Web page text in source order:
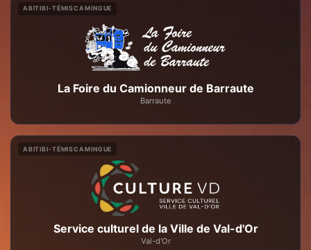
ABITIBI-TÉMISCAMINGUE
La Foire du Camionneur de Barraute
Barraute
ABITIBI-TÉMISCAMINGUE
Service culturel de la Ville de Val-d'Or
Val-d'Or